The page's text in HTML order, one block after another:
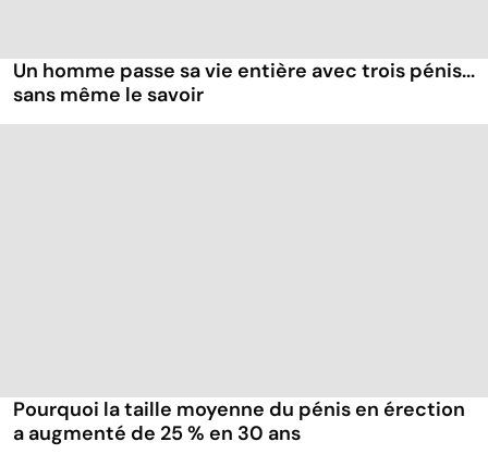
Un homme passe sa vie entière avec trois pénis...
sans même le savoir
Pourquoi la taille moyenne du pénis en érection
a augmenté de 25 % en 30 ans